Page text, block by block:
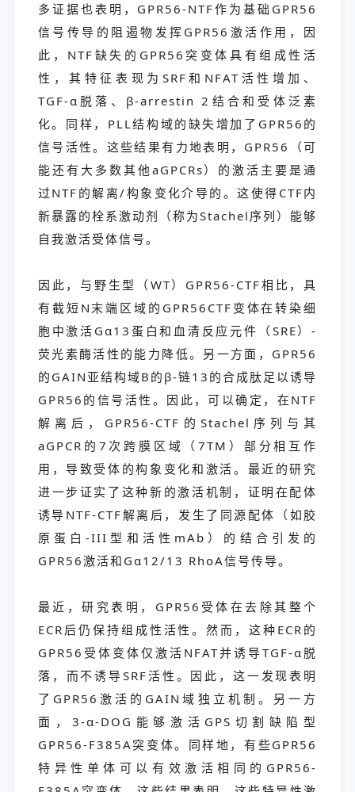
多证据也表明，GPR56-NTF作为基础GPR56
信号传导的阻遏物发挥GPR56激活作用，因
此，NTF缺失的GPR56突变体具有组成性活
性，其特征表现为SRF和NFAT活性增加、
TGF-α脱落、β-arrestin 2结合和受体泛素
化。同样，PLL结构域的缺失增加了GPR56的
信号活性。这些结果有力地表明，GPR56（可
能还有大多数其他aGPCRs）的激活主要是通
过NTF的解离/构象变化介导的。这使得CTF内
新暴露的栓系激动剂（称为Stachel序列）能够
自我激活受体信号。
因此，与野生型（WT）GPR56-CTF相比，具
有截短N末端区域的GPR56CTF变体在转染细
胞中激活Gα13蛋白和血清反应元件（SRE）-
荧光素酶活性的能力降低。另一方面，GPR56
的GAIN亚结构域B的β-链13的合成肽足以诱导
GPR56的信号活性。因此，可以确定，在NTF
解离后，GPR56-CTF的Stachel序列与其
aGPCR的7次跨膜区域（7TM）部分相互作
用，导致受体的构象变化和激活。最近的研究
进一步证实了这种新的激活机制，证明在配体
诱导NTF-CTF解离后，发生了同源配体（如胶
原蛋白-III型和活性mAb）的结合引发的
GPR56激活和Gα12/13 RhoA信号传导。
最近，研究表明，GPR56受体在去除其整个
ECR后仍保持组成性活性。然而，这种ECR的
GPR56受体变体仅激活NFAT并诱导TGF-α脱
落，而不诱导SRF活性。因此，这一发现表明
了GPR56激活的GAIN域独立机制。另一方
面，3-α-DOG能够激活GPS切割缺陷型
GPR56-F385A突变体。同样地，有些GPR56
特异性单体可以有效激活相同的GPR56-